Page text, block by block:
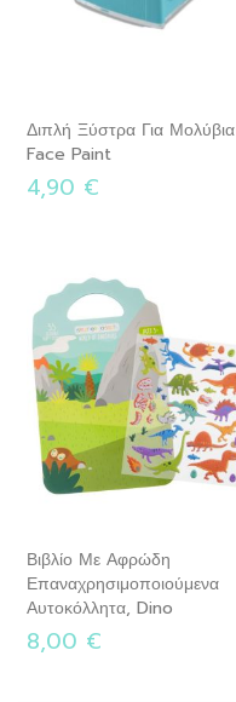
Διπλή Ξύστρα Για Μολύβια
Face Paint
4,90 €
Βιβλίο Με Αφρώδη
Επαναχρησιμοποιούμενα
Αυτοκόλλητα, Dino
8,00 €